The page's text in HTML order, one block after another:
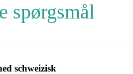
spørgsmål
schweizisk